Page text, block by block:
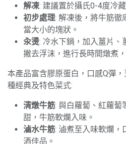
解凍: 建議置於攝氏0-4度冷
初步處理: 解凍後，將牛筋徹
當大小的塊狀。
汆燙: 冷水下鍋，加入薑片、
撇去浮沫，進行長時間燉煮
本產品富含膠原蛋白，口感Q彈
種經典及特色菜式:
清燉牛筋: 與白蘿蔔、紅蘿蔔
甜，牛筋軟爛入味。
滷水牛筋: 滷煮至入味軟爛，
酒佳品。